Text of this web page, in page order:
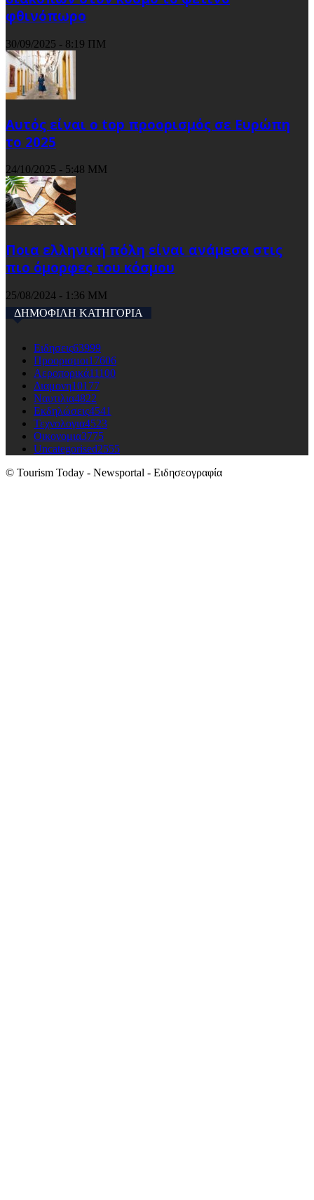
φθινόπωρο
30/09/2025 - 8:19 ΠΜ
Αυτός είναι ο top προορισμός σε Ευρώπη
το 2025
24/10/2025 - 5:48 ΜΜ
Ποια ελληνική πόλη είναι ανάμεσα στις
πιο όμορφες του κόσμου
25/08/2024 - 1:36 ΜΜ
ΔΗΜΟΦΙΛΗ ΚΑΤΗΓΟΡΙΑ
Ειδησεις63999
Προορισμοι17606
Αεροπορικά11100
Διαμονη10177
Ναυτιλια4822
Εκδηλώσεις4541
Τεχνολογια4523
Οικονομια3775
Uncategorised2555
© Tourism Today - Newsportal - Ειδησεογραφία